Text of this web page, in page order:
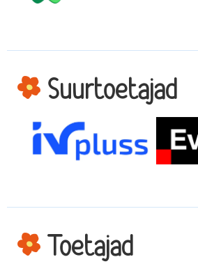
Suurtoetajad
Toetajad